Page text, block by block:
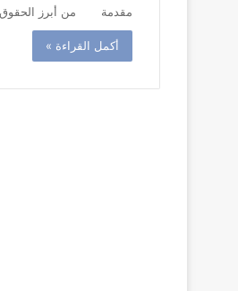
مقدمة من أبرز الحقوق
أكمل القراءة »